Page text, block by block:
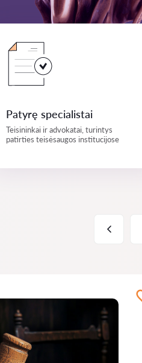
Patyrę specialistai
Teisininkai ir advokatai, turintys
patirties teisėsaugos institucijose